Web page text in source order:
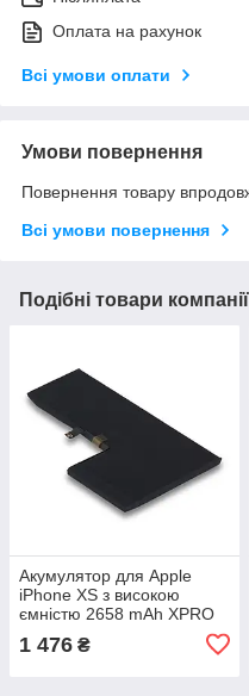
Оплата на рахунок
Всі умови оплати
Умови повернення
Повернення товару
Всі умови повернення
Подібні товари компанії
Акумулятор для Apple
iPhone XS з високою
ємністю 2658 mAh XPRO
1 476 ₴